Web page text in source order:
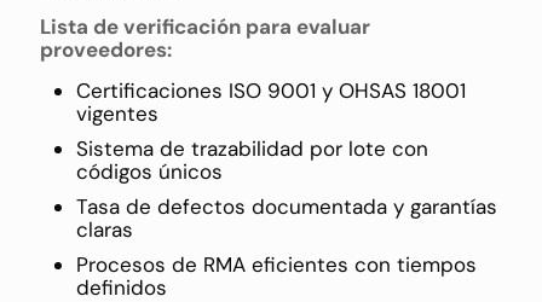
Lista de verificación para evaluar
proveedores:
Certificaciones ISO 9001 y OHSAS 18001
vigentes
Sistema de trazabilidad por lote con
códigos únicos
Tasa de defectos documentada y garantías
claras
Procesos de RMA eficientes con tiempos
definidos